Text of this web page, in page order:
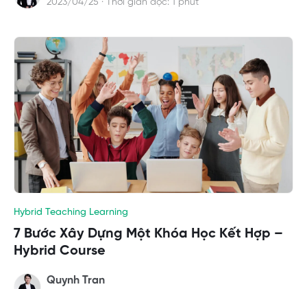
2023/04/25 · Thời gian đọc: 1 phút
Hybrid Teaching Learning
7 Bước Xây Dựng Một Khóa Học Kết Hợp –
Hybrid Course
Quynh Tran